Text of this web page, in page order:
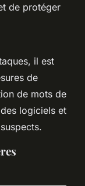
de protéger
il est
de
de mots de
logiciels et